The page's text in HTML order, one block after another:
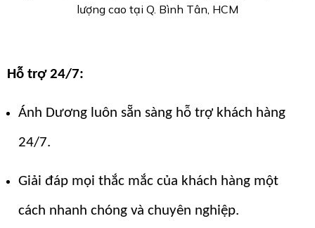
lượng cao tại Q. Bình Tân, HCM
Hỗ trợ 24/7:
Ánh Dương luôn sẵn sàng hỗ trợ khách hàng
24/7.
Giải đáp mọi thắc mắc của khách hàng một
cách nhanh chóng và chuyên nghiệp.